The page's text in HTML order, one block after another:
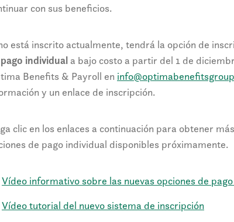
con sus beneficios.
está inscrito actualmente, tendrá la opción de
pago individual a bajo costo a partir del 1 de
Benefits & Payroll en
y un enlace de inscripción.
clic en los enlaces a continuación para obtener
de pago individual disponibles próximamente.
Vídeo informativo sobre las nuevas opciones de
Vídeo tutorial del nuevo sistema de inscripción